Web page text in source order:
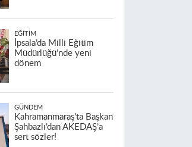
EĞITIM
İpsala’da Milli Eğitim
Müdürlüğü’nde yeni
dönem
GÜNDEM
Kahramanmaraş'ta Başkan
Şahbazlı’dan AKEDAŞ’a
sert sözler!